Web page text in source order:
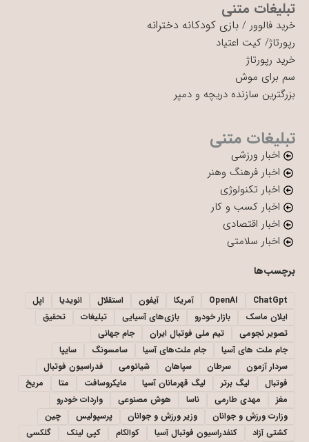
تبلیغات متنی
خرید فالوور / بازی کودکانه دخترانه
رپورتاژ/ کیت اعتیاد
خرید رپورتاژ
سم برای موش
بزرگترین سازنده دریچه و دمپر
تبلیغات متنی
اخبار ورزشی
اخبار فرهنگ وهنر
اخبار تکنولوژی
اخبار کسب و کار
اخبار اقتصادی
اخبار سلامتی
برچسب‌ها
ChatGpt
OpenAI آمریکا آیفون استقلال انویدیا
اپل
ایلان ماسک
بازار خودرو بازی‌های آسیایی تبلیغات
تحقیق
تصویر نجومی
تیم ملی فوتبال ایران
جام جهانی
جام ملت های آسیا
جام ملت‌های آسیا سامسونگ
سایپا
سردار آزمون
سرطان سپاهان شیائومی
فدراسیون فوتبال
فوتبال
لیگ برتر لیگ قهرمانان آسیا مایکروسافت متا
مریخ
مغز
مهدی طارمی ناسا هوش مصنوعی
واردات خودرو
وزارت ورزش و جوانان
وزیر ورزش و جوانان پرسپولیس
چین
کشتی آزاد
کنفدراسیون فوتبال آسیا کوالکام کپی لینک گلکسی